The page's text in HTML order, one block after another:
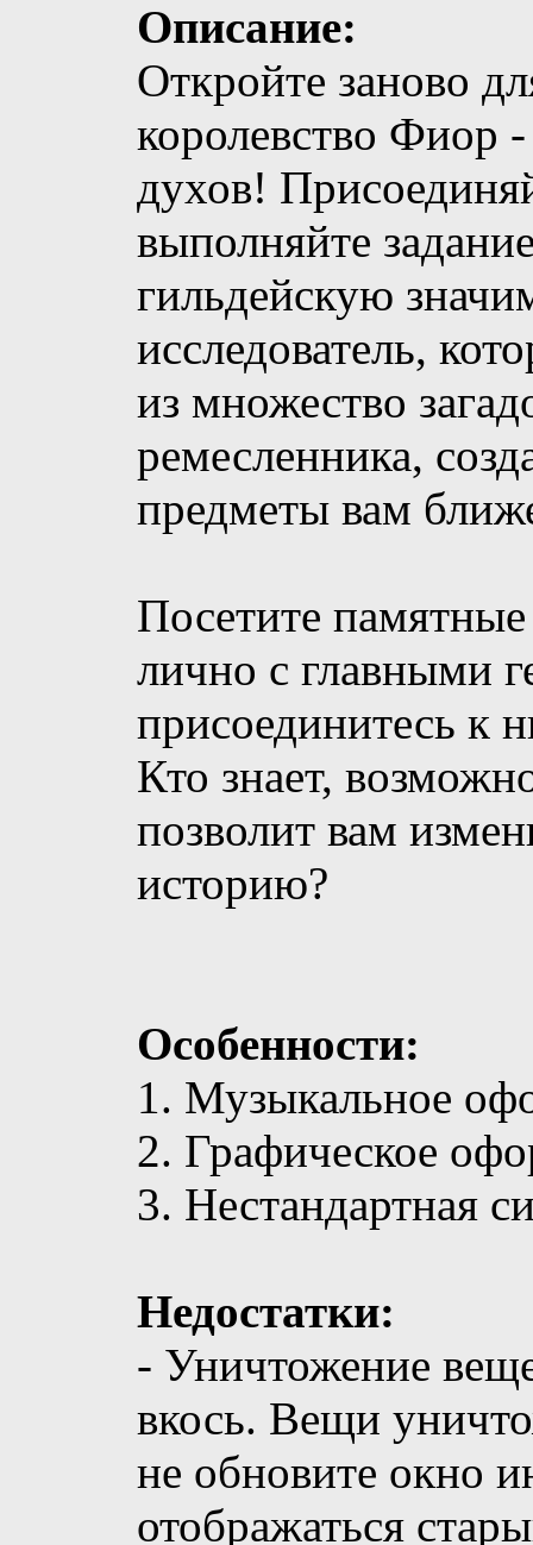
Описание:
Откройте заново
королевство Фиор
духов!
выполняйте
гильдейскую
исследователь,
из множество
ремесленника,
предметы вам
Посетите
лично с главными
присоединитесь к
Кто знает,
позволит вам
историю?
Особенности:
1. Музыкальное
2. Графическое
3. Нестандартная
Недостатки:
- Уничтожение
вкось. Вещи
не обновите окно
отображаться